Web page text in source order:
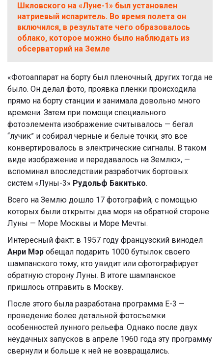
Шкловского на «Луне-1» был установлен
натриевый испаритель. Во время полета он
включился, в результате чего образовалось
облако, которое можно было наблюдать из
обсерваторий на Земле
«Фотоаппарат на борту был пленочный, других тогда не
было. Он делал фото, проявка пленки происходила
прямо на борту станции и занимала довольно много
времени. Затем при помощи специального
фотоэлемента изображение считывалось — бегал
“лучик” и собирал черные и белые точки, это все
конвертировалось в электрические сигналы. В таком
виде изображение и передавалось на Землю», —
вспоминал впоследствии разработчик бортовых
систем «Луны-3» Рудольф Бакитько.
Всего на Землю дошло 17 фотографий, с помощью
которых были открыты два моря на обратной стороне
Луны — Море Москвы и Море Мечты.
Интересный факт: в 1957 году французский винодел
Анри Мэр обещал подарить 1000 бутылок своего
шампанского тому, кто увидит или сфотографирует
обратную сторону Луны. В итоге шампанское
пришлось отправить в Москву.
После этого была разработана программа Е-3 —
проведение более детальной фотосъемки
особенностей лунного рельефа. Однако после двух
неудачных запусков в апреле 1960 года эту программу
свернули и больше к ней не возвращались.